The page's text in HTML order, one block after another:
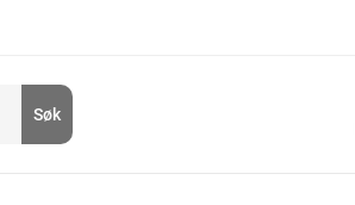
Søk